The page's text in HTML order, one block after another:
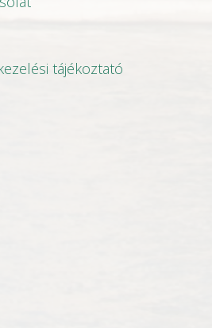
tájékoztató